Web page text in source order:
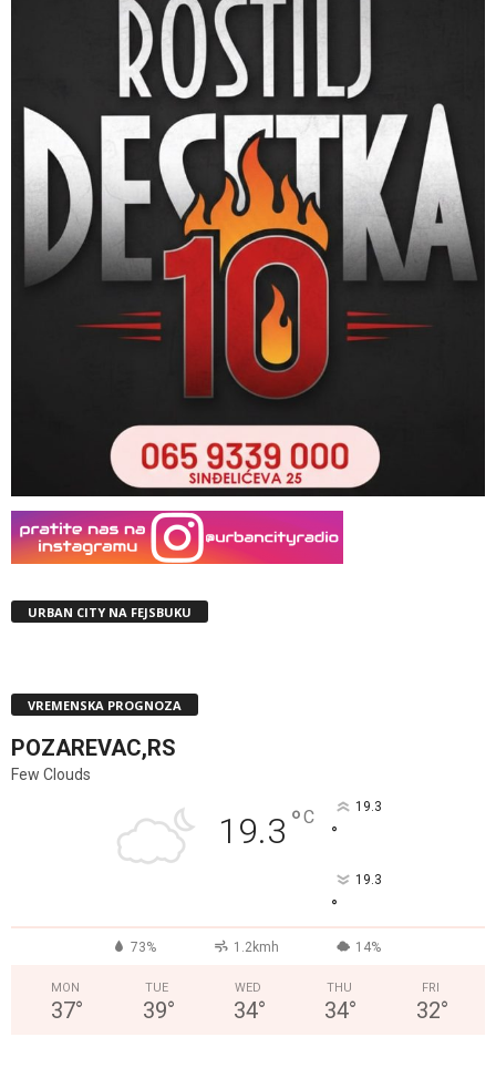
URBAN CITY NA FEJSBUKU
VREMENSKA PROGNOZA
POZAREVAC,RS
Few Clouds
19.3 °C 19.3
°
19.3
°
73% 1.2kmh 14%
MON
37°
TUE
39°
WED
34°
THU
34°
FRI
32°